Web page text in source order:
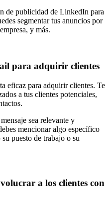
de publicidad de LinkedIn para
segmentar tus anuncios por
y más.
para adquirir clientes
eficaz para adquirir clientes. Te
a tus clientes potenciales,
sea relevante y
mencionar algo específico
puesto de trabajo o su
a los clientes con